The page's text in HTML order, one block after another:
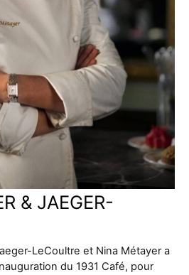
& JAEGER-
LeCoultre et Nina Métayer a
du 1931 Café, pour